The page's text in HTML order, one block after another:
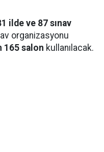
ilde ve 87 sınav
organizasyonu
165 salon kullanılacak.